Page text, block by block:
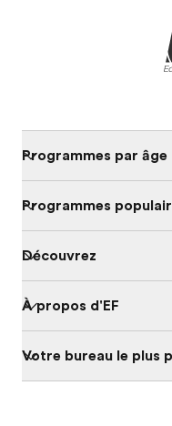
Programmes par âge
Programmes
Découvrez
À propos d'EF
Votre bureau le plus